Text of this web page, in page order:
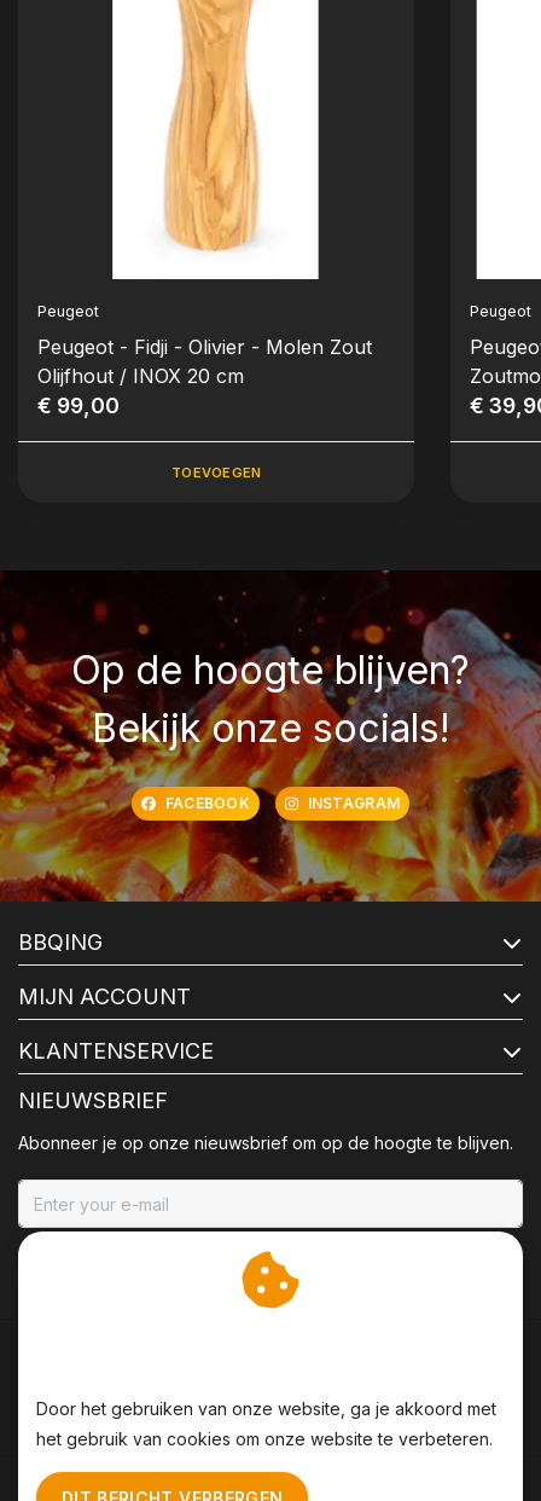
Peugeot
Peugeot - Fidji - Olivier - Molen Zout
Olijfhout / INOX 20 cm
€ 99,00
TOEVOEGEN
Peugeot
€
Op de hoogte blijven?
Bekijk onze socials!
FACEBOOK INSTAGRAM
BBQING
MIJN ACCOUNT
KLANTENSERVICE
NIEUWSBRIEF
Abonneer je op onze nieuwsbrief om op de hoogte te blijven.
Algemene voorwaarden | Disclaimer
Door het gebruiken van onze website, ga je akkoord met
het gebruik van cookies om onze website te verbeteren.